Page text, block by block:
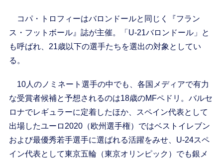
コパ・トロフィーはバロンドールと同じく『フラン
ス・フットボール』誌が主催。「U-21バロンドール」と
も呼ばれ、21歳以下の選手たちを選出の対象としてい
る。
10人のノミネート選手の中でも、各国メディアで有力
な受賞者候補と予想されるのは18歳のMFペドリ。バルセ
ロナでレギュラーに定着したほか、スペイン代表として
出場したユーロ2020（欧州選手権）ではベストイレブン
および最優秀若手選手に選ばれる活躍をみせ、U-24スペ
イン代表として東京五輪（東京オリンピック）でも銀メ